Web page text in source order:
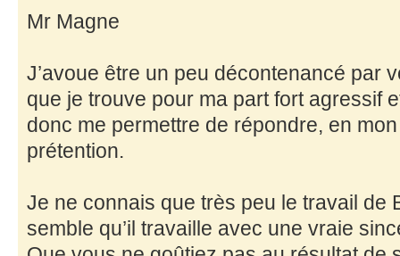
Mr Magne
J’avoue être un peu décontenancé par
que je trouve pour ma part fort agressif
donc me permettre de répondre, en
prétention.
Je ne connais que très peu le travail de
semble qu’il travaille avec une vraie